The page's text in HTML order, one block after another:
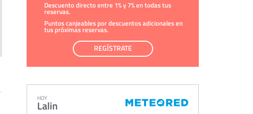
Descuento directo entre 1% y 7% en todas tus
reservas.
Puntos canjeables por descuentos adicionales en
tus próximas reservas.
REGÍSTRATE
HOY
Lalin